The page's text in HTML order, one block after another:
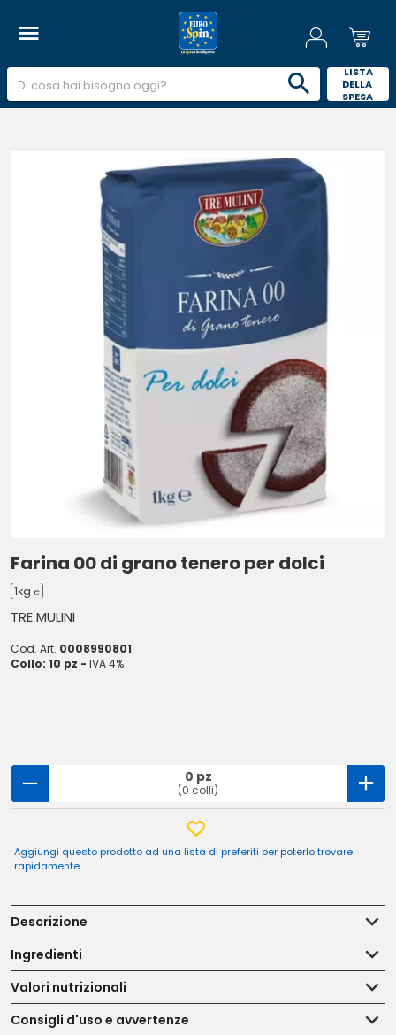
LISTA
DELLA
SPESA
Farina 00 di grano tenero per dolci
1kg ℮
TRE MULINI
Cod. Art. 0008990801
Collo: 10 pz - IVA 4%
0 pz
(0 colli)
Aggiungi questo prodotto ad una lista di preferiti per poterlo trovare
rapidamente
Descrizione
Ingredienti
Valori nutrizionali
Consigli d'uso e avvertenze